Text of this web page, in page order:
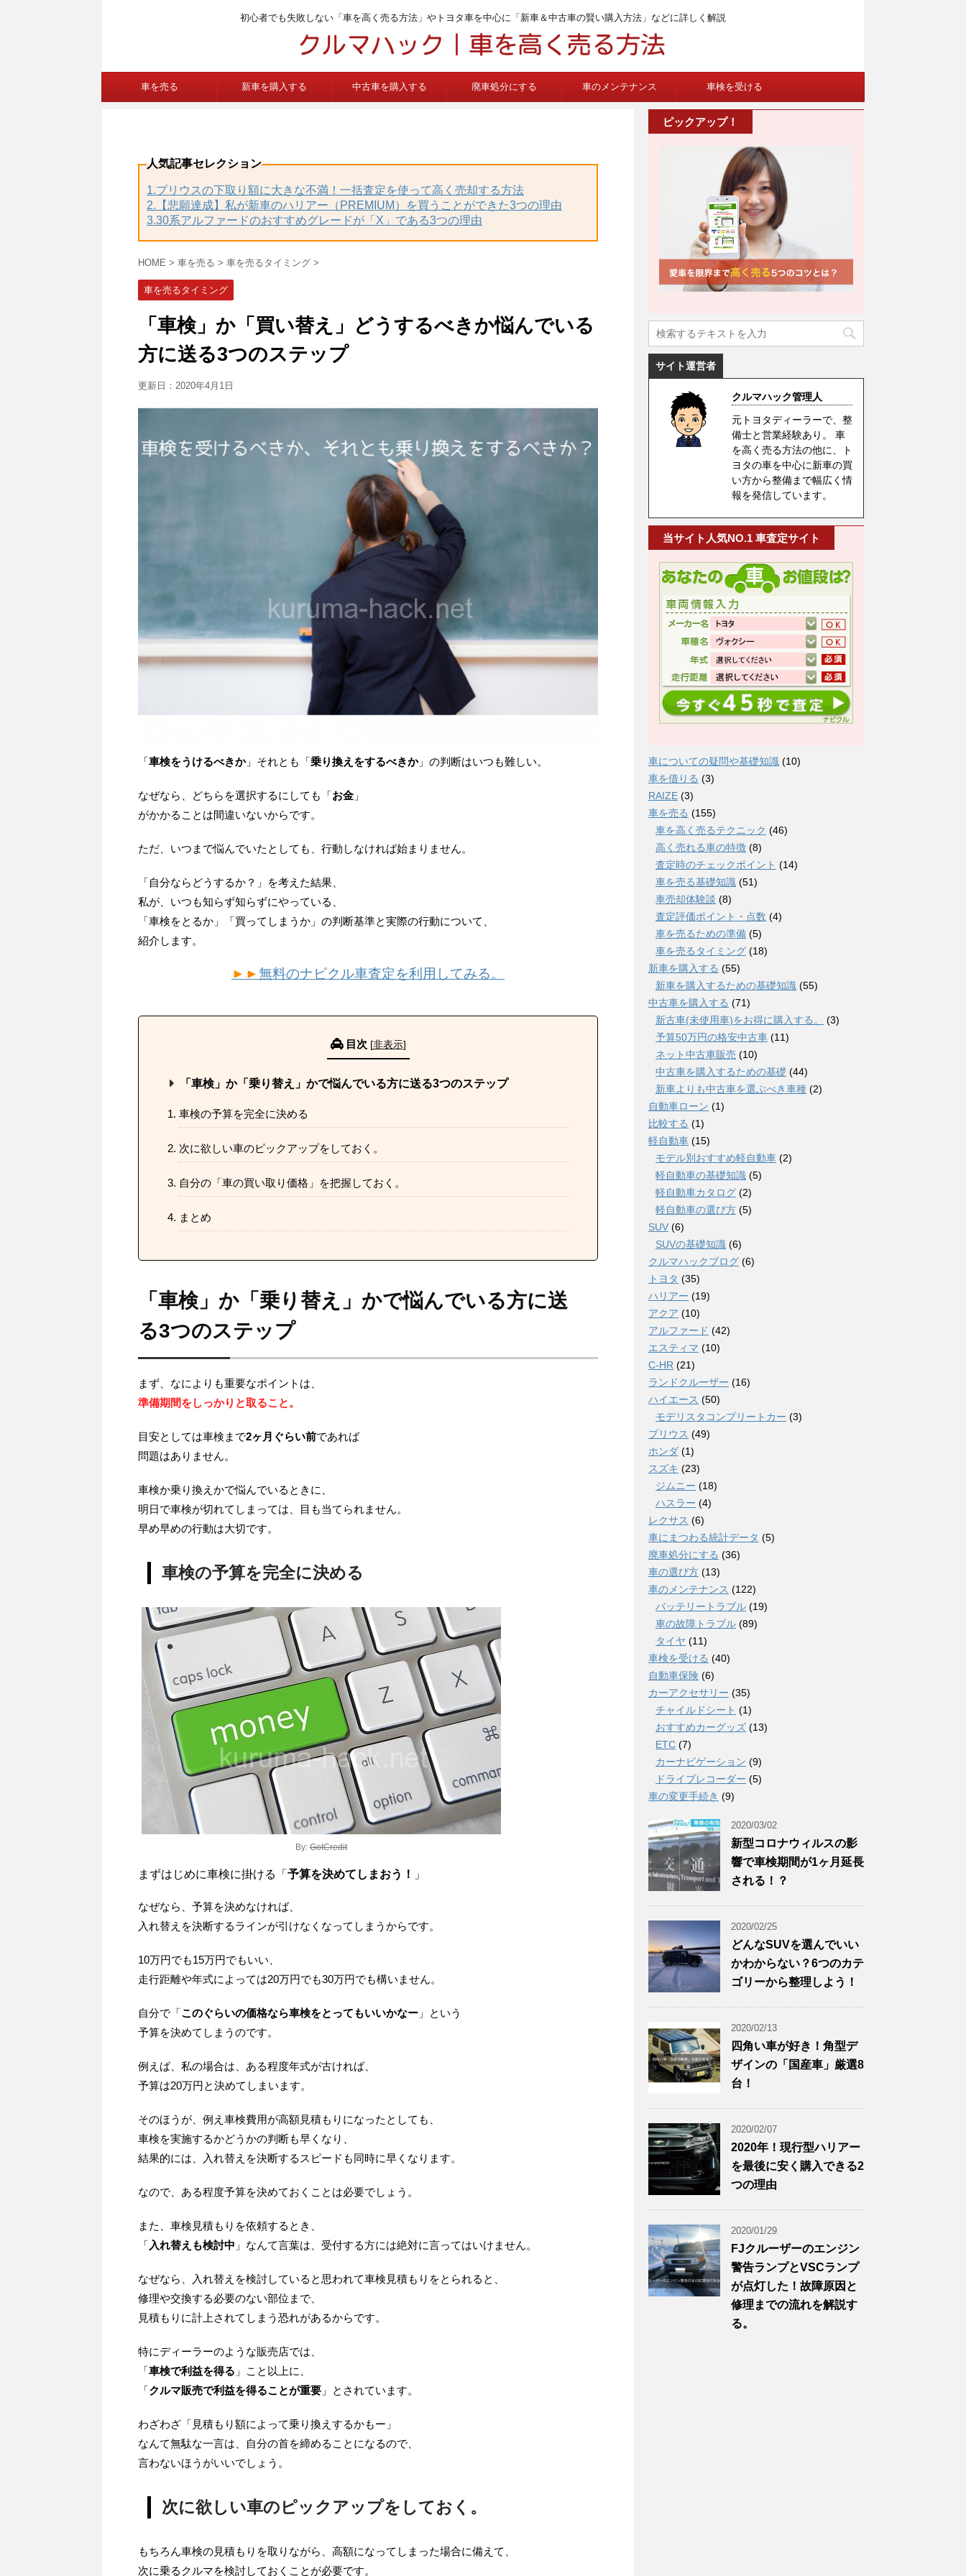
初心者でも失敗しない「車を高く売る方法」やトヨタ車を中心に「新車＆中古車の賢い購入方法」などに詳しく解説
車を売る 新車を購入する 中古車を購入する 廃車処分にする 車のメンテナンス 車検を受ける
人気記事セレクション
1.プリウスの下取り額に大きな不満！一括査定を使って高く売却する方法
2.【悲願達成】私が新車のハリアー（PREMIUM）を買うことができた3つの理由
3.30系アルファードのおすすめグレードが「X」である3つの理由
HOME > 車を売る > 車を売るタイミング >
車を売るタイミング
「車検」か「買い替え」どうするべきか悩んでいる
方に送る3つのステップ
更新日： 2020年4月1日
「 車検をうけるべきか」それとも「 乗り換えをするべきか」の判断はいつも難しい。
なぜなら、どちらを選択するにしても「 お金 」
がかかることは間違いないからです。
ただ、いつまで悩んでいたとしても、行動しなければ始まりません。
「自分ならどうするか？」を考えた結果、
私が、いつも知らず知らずにやっている、
「車検をとるか」「買ってしまうか」の判断基準と実際の行動について、
紹介します。
►►無料のナビクル車査定を利用してみる。
目次 [非表示]
「車検」か「乗り替え」かで悩んでいる方に送る3つのステップ
車検の予算を完全に決める
次に欲しい車のピックアップをしておく。
自分の「車の買い取り価格」を把握しておく。
まとめ
「車検」か「乗り替え」かで悩んでいる方に送
る3つのステップ
まず、なによりも重要なポイントは、
準備期間をしっかりと取ること。
目安としては車検まで2ヶ月ぐらい前であれば
問題はありません。
車検か乗り換えかで悩んでいるときに、
明日で車検が切れてしまっては、目も当てられません。
早め早めの行動は大切です。
車検の予算を完全に決める
By: GotCredit
まずはじめに車検に掛ける「 予算を決めてしまおう！ 」
なぜなら、予算を決めなければ、
入れ替えを決断するラインが引けなくなってしまうからです。
10万円でも15万円でもいい、
走行距離や年式によっては20万円でも30万円でも構いません。
自分で「 このぐらいの価格なら車検をとってもいいかなー 」という
予算を決めてしまうのです。
例えば、私の場合は、ある程度年式が古ければ、
予算は20万円と決めてしまいます。
そのほうが、例え車検費用が高額見積もりになったとしても、
車検を実施するかどうかの判断も早くなり、
結果的には、入れ替えを決断するスピードも同時に早くなります。
なので、ある程度予算を決めておくことは必要でしょう。
また、車検見積もりを依頼するとき、
「 入れ替えも検討中 」なんて言葉は、受付する方には絶対に言ってはいけません。
なぜなら、入れ替えを検討していると思われて車検見積もりをとられると、
修理や交換する必要のない部位まで、
見積もりに計上されてしまう恐れがあるからです。
特にディーラーのような販売店では、
「 車検で利益を得る 」こと以上に、
「 クルマ販売で利益を得ることが重要 」とされています。
わざわざ「見積もり額によって乗り換えするかもー」
なんて無駄な一言は、自分の首を締めることになるので、
言わないほうがいいでしょう。
次に欲しい車のピックアップをしておく。
もちろん車検の見積もりを取りながら、高額になってしまった場合に備えて、
次に乗るクルマを検討しておくことが必要です。
ピックアップ！
サイト運営者
クルマハック管理人
元トヨタディーラーで、整
備士と営業経験あり。 車
を高く売る方法の他に、ト
ヨタの車を中心に新車の買
い方から整備まで幅広く情
報を発信しています。
当サイト人気NO.1 車査定サイト
車についての疑問や基礎知識 (10)
車を借りる (3)
RAIZE (3)
車を売る (155)
車を高く売るテクニック (46)
高く売れる車の特徴 (8)
査定時のチェックポイント (14)
車を売る基礎知識 (51)
車売却体験談 (8)
査定評価ポイント・点数 (4)
車を売るための準備 (5)
車を売るタイミング (18)
新車を購入する (55)
新車を購入するための基礎知識 (55)
中古車を購入する (71)
新古車(未使用車)をお得に購入する。
(3)
予算50万円の格安中古車 (11)
ネット中古車販売 (10)
中古車を購入するための基礎 (44)
新車よりも中古車を選ぶべき車種 (2)
自動車ローン (1)
比較する (1)
軽自動車 (15)
モデル別おすすめ軽自動車 (2)
軽自動車の基礎知識 (5)
軽自動車カタログ (2)
軽自動車の選び方 (5)
SUV (6)
SUVの基礎知識 (6)
クルマハックブログ (6)
トヨタ (35)
ハリアー (19)
アクア (10)
アルファード (42)
エスティマ (10)
C-HR (21)
ランドクルーザー (16)
ハイエース (50)
モデリスタコンプリートカー (3)
プリウス (49)
ホンダ (1)
スズキ (23)
ジムニー (18)
ハスラー (4)
レクサス (6)
車にまつわる統計データ (5)
廃車処分にする (36)
車の選び方 (13)
車のメンテナンス (122)
バッテリートラブル (19)
車の故障トラブル (89)
タイヤ (11)
車検を受ける (40)
自動車保険 (6)
カーアクセサリー (35)
チャイルドシート (1)
おすすめカーグッズ (13)
ETC (7)
カーナビゲーション (9)
ドライブレコーダー (5)
車の変更手続き (9)
2020/03/02
新型コロナウィルスの影
響で車検期間が1ヶ月延長
される！？
2020/02/25
どんなSUVを選んでいい
かわからない？6つのカテ
ゴリーから整理しよう！
2020/02/13
四角い車が好き！角型デ
ザインの「国産車」厳選8
台！
2020/02/07
2020年！現行型ハリアー
を最後に安く購入できる2
つの理由
2020/01/29
FJクルーザーのエンジン
警告ランプとVSCランプ
が点灯した！故障原因と
修理までの流れを解説す
る。